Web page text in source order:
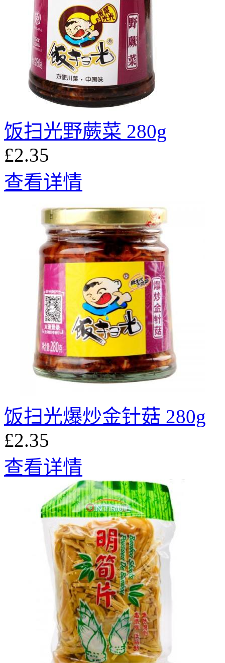
饭扫光野蕨菜 280g
£2.35
查看详情
饭扫光爆炒金针菇 280g
£2.35
查看详情